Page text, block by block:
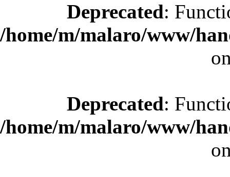
Deprecated:
/home/m/malaro/www/
Deprecated:
/home/m/malaro/www/